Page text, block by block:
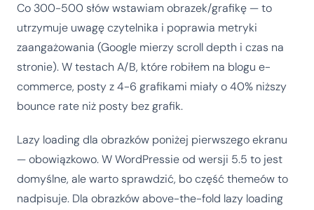
Co 300-500 słów wstawiam obrazek/grafikę — to
utrzymuje uwagę czytelnika i poprawia metryki
zaangażowania (Google mierzy scroll depth i czas na
stronie). W testach A/B, które robiłem na blogu e-
commerce, posty z 4-6 grafikami miały o 40% niższy
bounce rate niż posty bez grafik.
Lazy loading dla obrazków poniżej pierwszego ekranu
— obowiązkowo. W WordPressie od wersji 5.5 to jest
domyślne, ale warto sprawdzić, bo część themeów to
nadpisuje. Dla obrazków above-the-fold lazy loading